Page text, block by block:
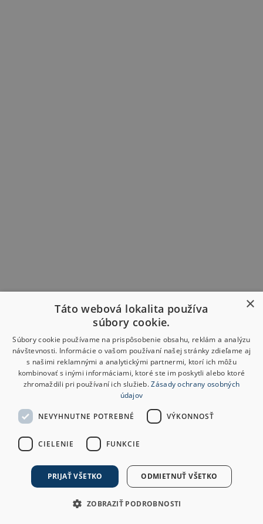
×
Táto webová lokalita používa
súbory cookie.
Súbory cookie používame na prispôsobenie obsahu, reklám a analýzu
návštevnosti. Informácie o vašom používaní našej stránky zdieľame aj
s našimi reklamnými a analytickými partnermi, ktorí ich môžu
kombinovať s inými informáciami, ktoré ste im poskytli alebo ktoré
zhromaždili pri používaní ich služieb.Zásady ochrany osobných
údajov
NEVYHNUTNE POTREBNÉ VÝKONNOSŤ
CIELENIE FUNKCIE
PRIJAŤ VŠETKO ODMIETNUŤ VŠETKO
ZOBRAZIŤ PODROBNOSTI